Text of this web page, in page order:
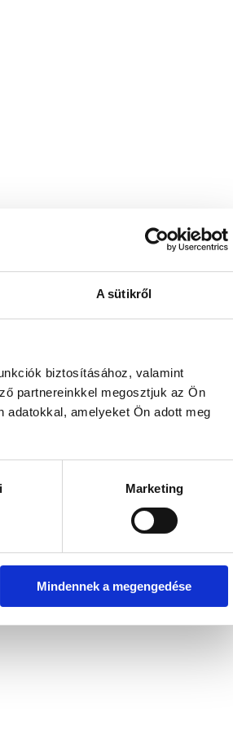
A sütikről
biztosításához, valamint
partnereinkkel megosztjuk az Ön
adatokkal, amelyeket Ön adott meg
Marketing
Mindennek a megengedése
the browser console for more information)